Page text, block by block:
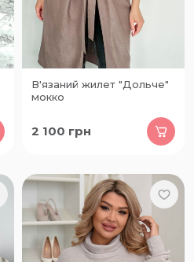
В'язаний жилет "Дольче"
мокко
2 100 грн